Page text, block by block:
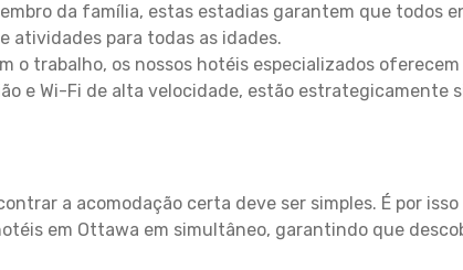
da família, estas estadias garantem que todos
atividades para todas as idades.
o trabalho, os nossos hotéis especializados
e Wi-Fi de alta velocidade, estão estrategicamente
a acomodação certa deve ser simples. É por
em Ottawa em simultâneo, garantindo que